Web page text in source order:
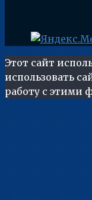
Этот сайт
использовать
работу с этими